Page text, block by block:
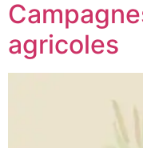
agricoles